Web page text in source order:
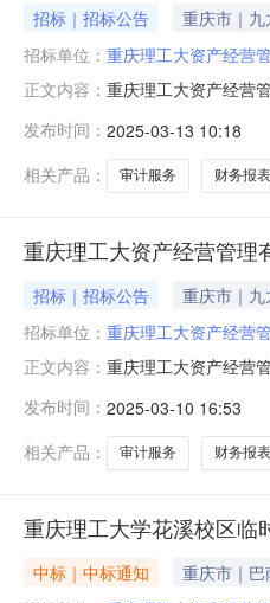
招标｜招标公告 重庆市｜九
招标单位： 重庆理工大资产经营
正文内容： 重庆理工大资产经营
价格类型：总价专业
1(件)20,000.00
发布时间： 2025-03-13 10:18
相关产品：
审计服务 财务报
重庆理工大资产经营管理
招标｜招标公告 重庆市｜九
招标单位： 重庆理工大资产经营
正文内容： 重庆理工大资产经营
20,000.00元，价格
元1(件
发布时间： 2025-03-10 16:53
相关产品：
审计服务 财务报
重庆理工大学花溪校区临
中标｜中标通知 重庆市｜巴